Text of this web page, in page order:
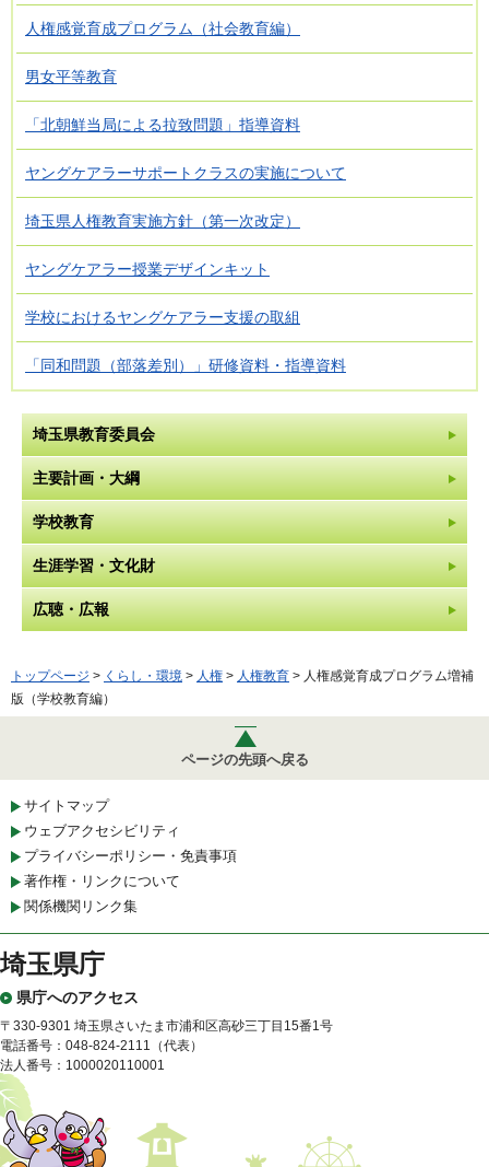
人権感覚育成プログラム（社会教育編）
男女平等教育
「北朝鮮当局による拉致問題」指導資料
ヤングケアラーサポートクラスの実施について
埼玉県人権教育実施方針（第一次改定）
ヤングケアラー授業デザインキット
学校におけるヤングケアラー支援の取組
「同和問題（部落差別）」研修資料・指導資料
埼玉県教育委員会
主要計画・大綱
学校教育
生涯学習・文化財
広聴・広報
トップページ > くらし・環境 > 人権 > 人権教育 > 人権感覚育成プログラム増補
版（学校教育編）
ページの先頭へ戻る
サイトマップ
ウェブアクセシビリティ
プライバシーポリシー・免責事項
著作権・リンクについて
関係機関リンク集
埼玉県庁
県庁へのアクセス
〒330-9301 埼玉県さいたま市浦和区高砂三丁目15番1号
電話番号：048-824-2111（代表）
法人番号：1000020110001